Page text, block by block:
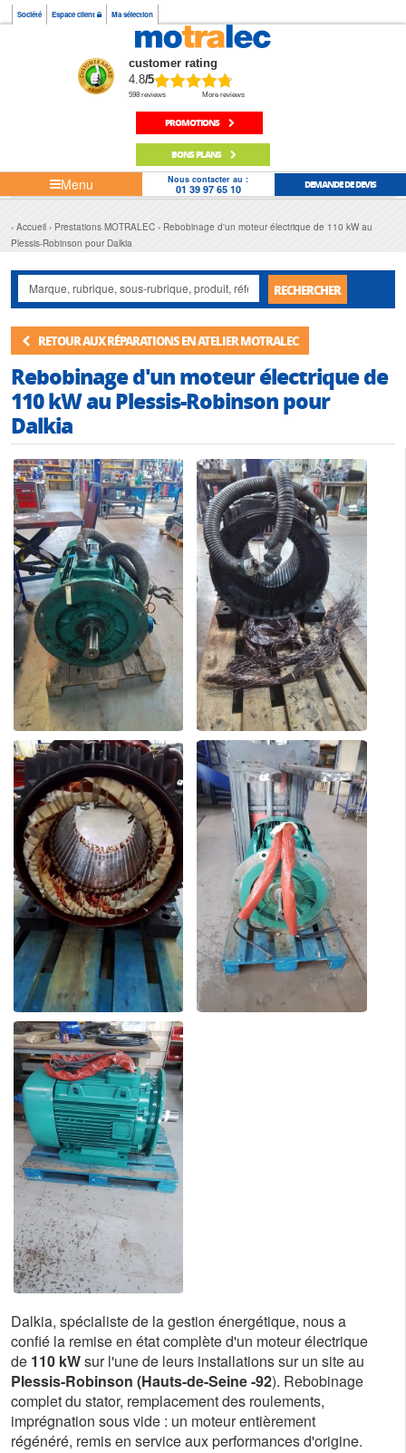
Société Espace client Ma sélection
customer rating
4.8/5
598 reviews More reviews
PROMOTIONS
BONS PLANS
Menu Nous contacter au :
01 39 97 65 10 DEMANDE DE DEVIS
Accueil Prestations MOTRALEC
Rebobinage d'un moteur électrique de 110 kW au
Plessis-Robinson pour Dalkia
RECHERCHER
RETOUR AUX RÉPARATIONS EN ATELIER MOTRALEC
Rebobinage d'un moteur électrique de
110 kW au Plessis-Robinson pour
Dalkia
Dalkia, spécialiste de la gestion énergétique, nous a
confié la remise en état complète d'un moteur électrique
de 110 kWsur l'une de leurs installations sur un site au
Plessis-Robinson (Hauts-de-Seine -92). Rebobinage
complet du stator, remplacement des roulements,
imprégnation sous vide : un moteur entièrement
régénéré, remis en service aux performances d'origine.